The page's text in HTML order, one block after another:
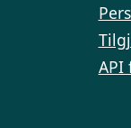
API